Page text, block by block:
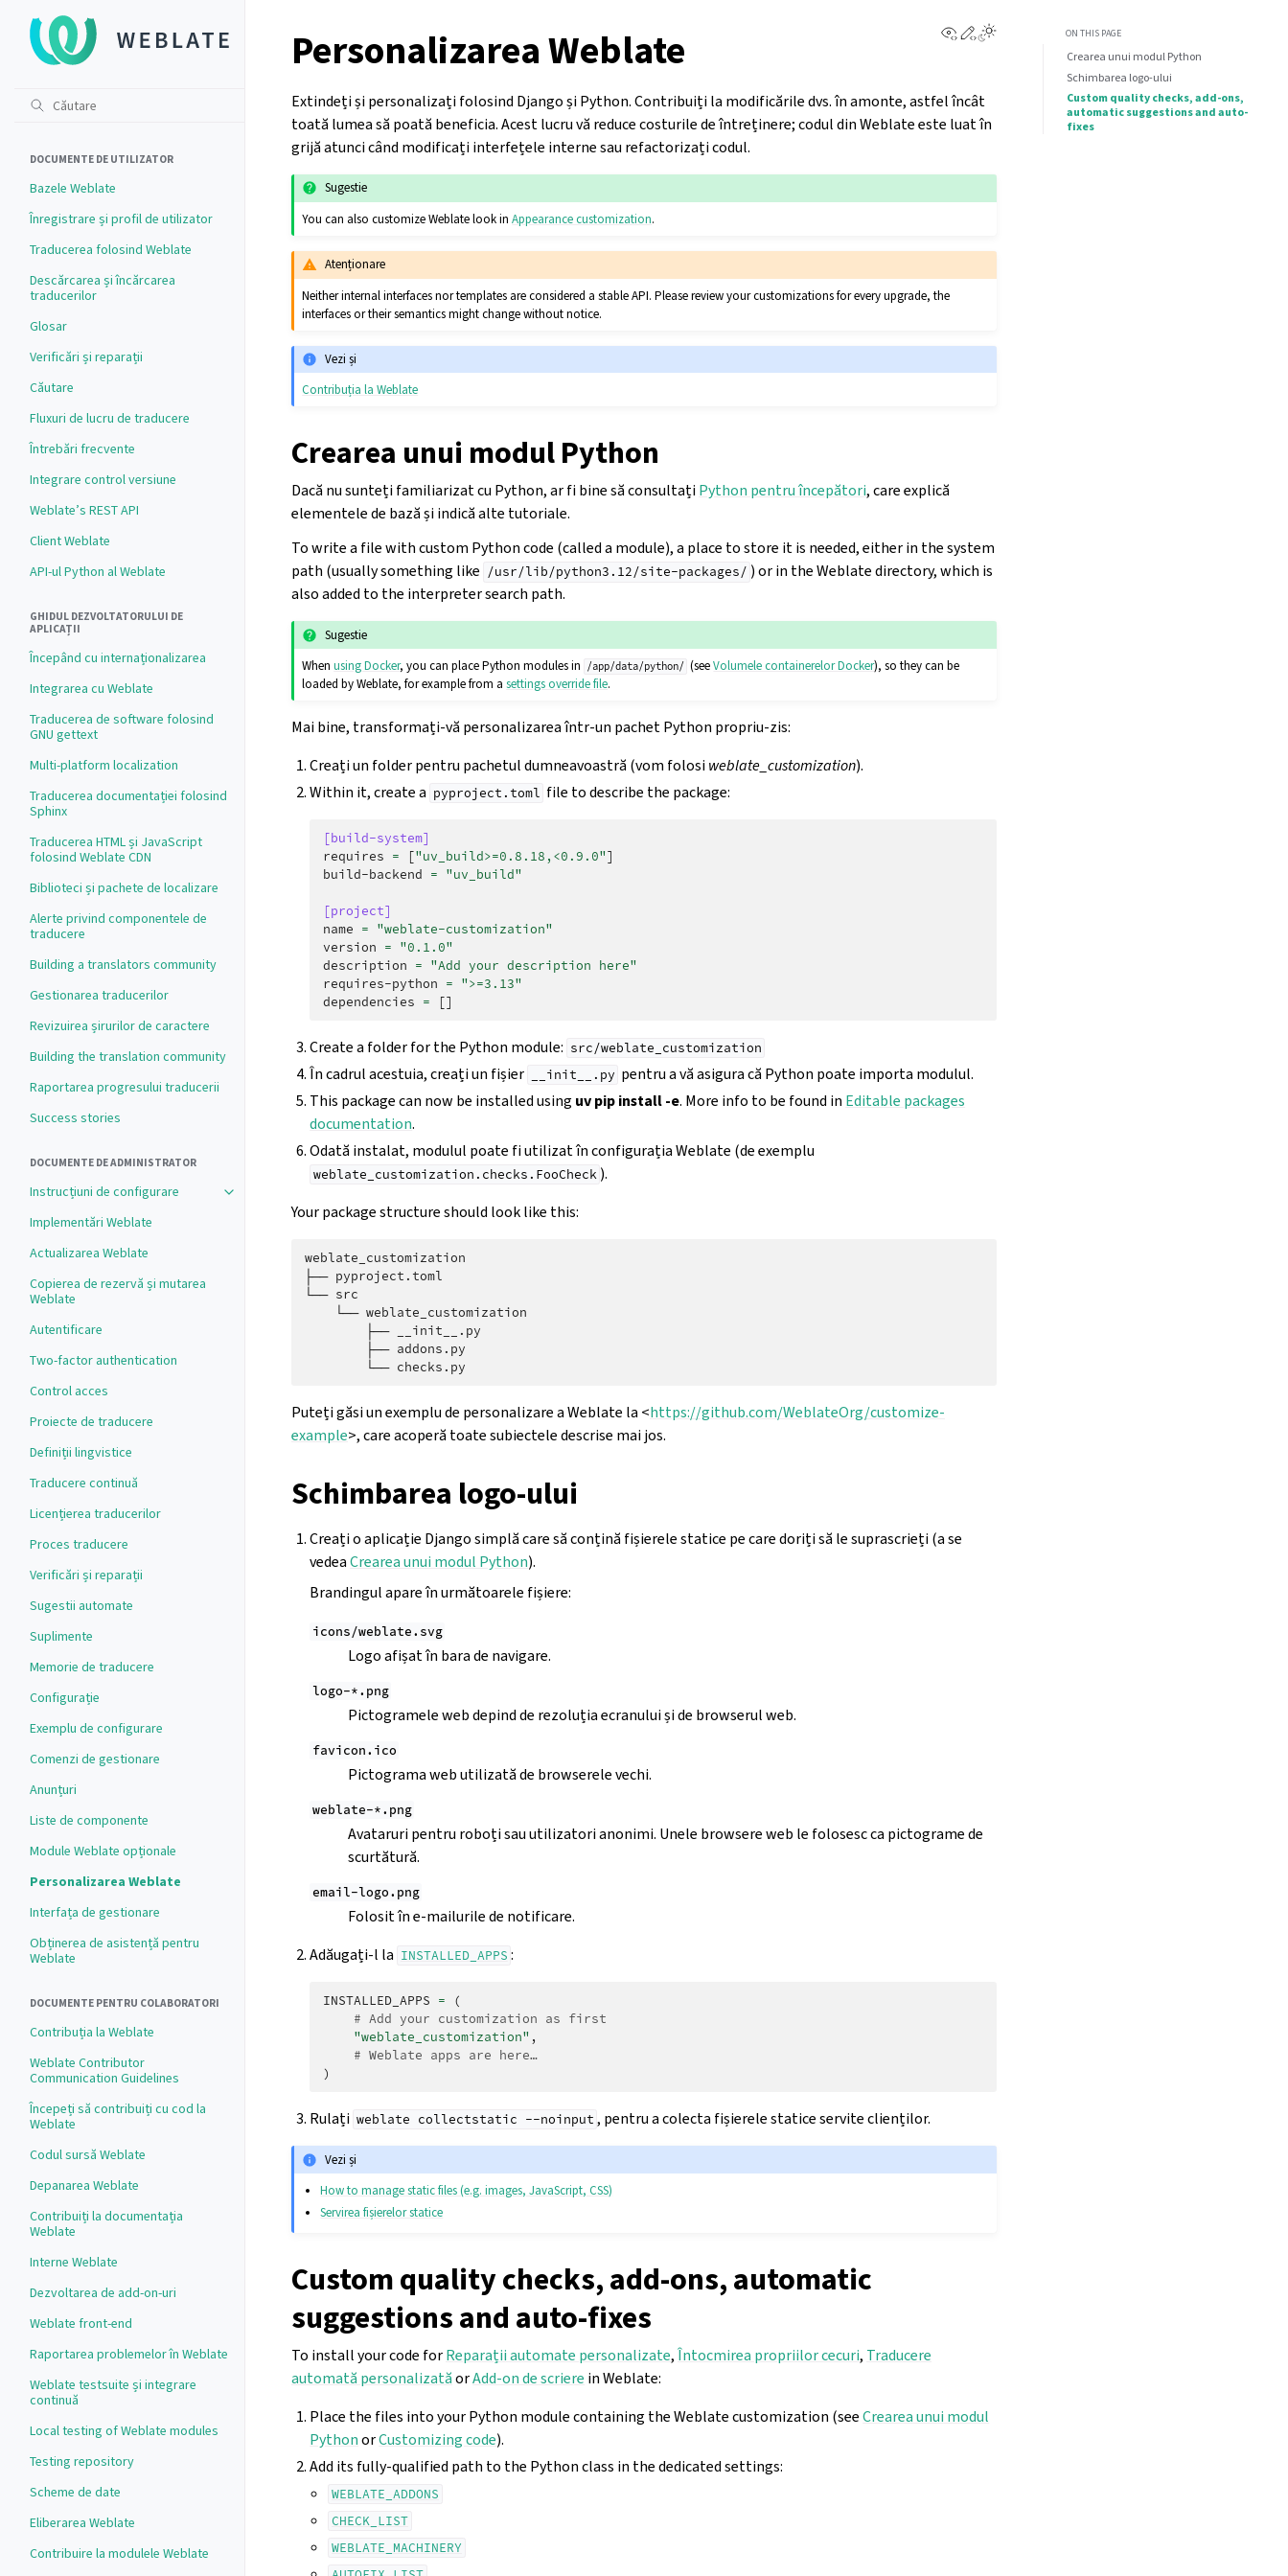
DOCUMENTE DE UTILIZATOR
Bazele Weblate
Înregistrare și profil de utilizator
Traducerea folosind Weblate
Descărcarea și încărcarea
traducerilor
Glosar
Verificări și reparații
Căutare
Fluxuri de lucru de traducere
Întrebări frecvente
Integrare control versiune
Weblate’s REST API
Client Weblate
API-ul Python al Weblate
GHIDUL DEZVOLTATORULUI DE
APLICAȚII
Începând cu internaționalizarea
Integrarea cu Weblate
Traducerea de software folosind
GNU gettext
Multi-platform localization
Traducerea documentației folosind
Sphinx
Traducerea HTML și JavaScript
folosind Weblate CDN
Biblioteci și pachete de localizare
Alerte privind componentele de
traducere
Building a translators community
Gestionarea traducerilor
Revizuirea șirurilor de caractere
Building the translation community
Raportarea progresului traducerii
Success stories
DOCUMENTE DE ADMINISTRATOR
Instrucțiuni de configurare
Implementări Weblate
Actualizarea Weblate
Copierea de rezervă și mutarea
Weblate
Autentificare
Two-factor authentication
Control acces
Proiecte de traducere
Definiții lingvistice
Traducere continuă
Licențierea traducerilor
Proces traducere
Verificări și reparații
Sugestii automate
Suplimente
Memorie de traducere
Configurație
Exemplu de configurare
Comenzi de gestionare
Anunțuri
Liste de componente
Module Weblate opționale
Personalizarea Weblate
Interfața de gestionare
Obținerea de asistență pentru
Weblate
DOCUMENTE PENTRU COLABORATORI
Contribuția la Weblate
Weblate Contributor
Communication Guidelines
Începeți să contribuiți cu cod la
Weblate
Codul sursă Weblate
Depanarea Weblate
Contribuiți la documentația
Weblate
Interne Weblate
Dezvoltarea de add-on-uri
Weblate front-end
Raportarea problemelor în Weblate
Weblate testsuite și integrare
continuă
Local testing of Weblate modules
Testing repository
Scheme de date
Eliberarea Weblate
Contribuire la modulele Weblate
View this page
Edit this page
Personalizarea Weblate
Extindeți și personalizați folosind Django și Python. Contribuiți la modificările dvs. în amonte, astfel încât
toată lumea să poată beneficia. Acest lucru vă reduce costurile de întreținere; codul din Weblate este luat în
grijă atunci când modificați interfețele interne sau refactorizați codul.
Sugestie
You can also customize Weblate look inAppearance customization.
Atenționare
Neither internal interfaces nor templates are considered a stable API. Please review your customizations for every upgrade, the
interfaces or their semantics might change without notice.
Vezi și
Contribuția la Weblate
Crearea unui modul Python
Dacă nu sunteți familiarizat cu Python, ar fi bine să consultațiPython pentru începători, care explică
elementele de bază și indică alte tutoriale.
To write a file with custom Python code (called a module), a place to store it is needed, either in the system
path (usually something like /usr/lib/python3.12/site-packages/ ) or in the Weblate directory, which is
also added to the interpreter search path.
Sugestie
Whenusing Docker, you can place Python modules in /app/data/python/ (seeVolumele containerelor Docker), so they can be
loaded by Weblate, for example from asettings override file.
Mai bine, transformați-vă personalizarea într-un pachet Python propriu-zis:
Creați un folder pentru pachetul dumneavoastră (vom folosiweblate_customization).
Within it, create a pyproject.toml file to describe the package:
[build-system]
requires = ["uv_build>=0.8.18,<0.9.0"]
build-backend = "uv_build"
[project]
name = "weblate-customization"
version = "0.1.0"
description = "Add your description here"
requires-python = ">=3.13"
dependencies = []
Create a folder for the Python module: src/weblate_customization
În cadrul acestuia, creați un fișier __init__.py pentru a vă asigura că Python poate importa modulul.
This package can now be installed using uv pip install -e. More info to be found in Editable packages
documentation.
Odată instalat, modulul poate fi utilizat în configurația Weblate (de exemplu
weblate_customization.checks.FooCheck ).
Your package structure should look like this:
weblate_customization
├── pyproject.toml
└── src
    └── weblate_customization
        ├── __init__.py
        ├── addons.py
Puteți găsi un exemplu de personalizare a Weblate la <https://github.com/WeblateOrg/customize-
example>, care acoperă toate subiectele descrise mai jos.
Schimbarea logo-ului
Creați o aplicație Django simplă care să conțină fișierele statice pe care doriți să le suprascrieți (a se
vedeaCrearea unui modul Python).
Brandingul apare în următoarele fișiere:
icons/weblate.svg
Logo afișat în bara de navigare.
logo-*.png
Pictogramele web depind de rezoluția ecranului și de browserul web.
favicon.ico
Pictograma web utilizată de browserele vechi.
weblate-*.png
Avataruri pentru roboți sau utilizatori anonimi. Unele browsere web le folosesc ca pictograme de
scurtătură.
email-logo.png
Folosit în e-mailurile de notificare.
Adăugați-l la INSTALLED_APPS :
INSTALLED_APPS =
(
# Add your customization as first
"weblate_customization" ,
# Weblate apps are here…
)
Rulați weblate collectstatic --noinput , pentru a colecta fișierele statice servite clienților.
Vezi și
How to manage static files (e.g. images, JavaScript, CSS)
Servirea fișierelor statice
Custom quality checks, add-ons, automatic
suggestions and auto-fixes
To install your code forReparații automate personalizate,Întocmirea propriilor cecuri, Traducere
automată personalizatăorAdd-on de scriere in Weblate:
Place the files into your Python module containing the Weblate customization (seeCrearea unui modul
PythonorCustomizing code).
Add its fully-qualified path to the Python class in the dedicated settings:
WEBLATE_ADDONS
CHECK_LIST
WEBLATE_MACHINERY
ON THIS PAGE
Crearea unui modul Python
Schimbarea logo-ului
Custom quality checks, add-ons,
automatic suggestions and auto-
fixes